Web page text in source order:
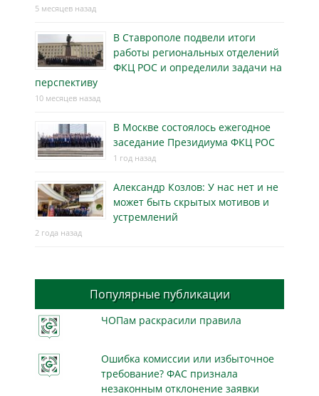
5 месяцев назад
В Ставрополе подвели итоги
работы региональных отделений
ФКЦ РОС и определили задачи на
перспективу
10 месяцев назад
В Москве состоялось ежегодное
заседание Президиума ФКЦ РОС
1 год назад
Александр Козлов: У нас нет и не
может быть скрытых мотивов и
устремлений
2 года назад
Популярные публикации
ЧОПам раскрасили правила
Ошибка комиссии или избыточное
требование? ФАС признала
незаконным отклонение заявки